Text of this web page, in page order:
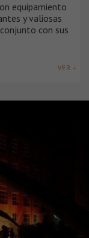
equipamiento
y valiosas
con sus
VER +